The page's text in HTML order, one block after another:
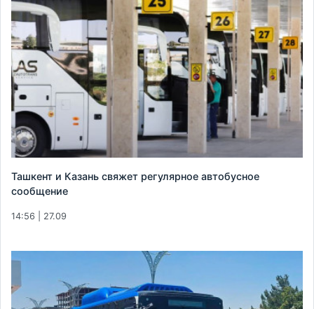
Ташкент и Казань свяжет регулярное автобусное
сообщение
14:56 | 27.09